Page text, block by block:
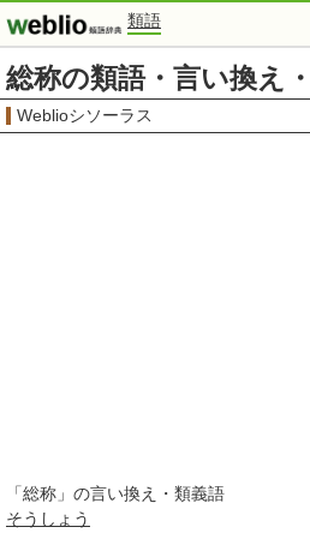
類語
総称の類語・言い換え
Weblioシソーラス
「総称 」の言い換え・類義語
そうしょう